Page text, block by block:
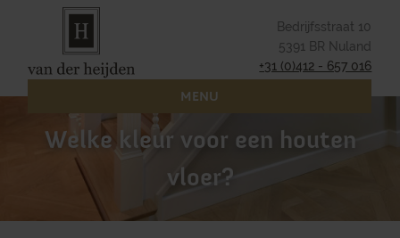
Bedrijfsstraat 10
5391 BR Nuland
+31 (0)412 - 657 016
MENU
Welke kleur voor een houten
vloer?